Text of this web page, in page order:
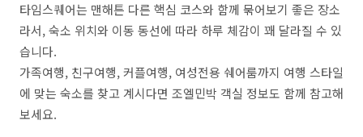
타임스퀘어는 맨해튼 다른 핵심 코스와 함께 묶어보기 좋은 장소
라서, 숙소 위치와 이동 동선에 따라 하루 체감이 꽤 달라질 수 있
습니다.
가족여행, 친구여행, 커플여행, 여성전용 쉐어룸까지 여행 스타일
에 맞는 숙소를 찾고 계시다면 조엘민박 객실 정보도 함께 참고해
보세요.